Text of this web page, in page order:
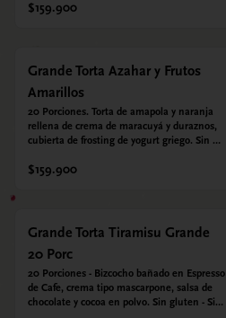
$159.900
Grande Torta Azahar y Frutos
Amarillos
20 Porciones. Torta de amapola y naranja
rellena de crema de maracuyá y duraznos,
cubierta de frosting de yogurt griego. Sin
$159.900
Grande Torta Tiramisu Grande
20 Porc
20 Porciones - Bizcocho bañado en Espresso
de Cafe, crema tipo mascarpone, salsa de
chocolate y cocoa en polvo. Sin gluten - Sin